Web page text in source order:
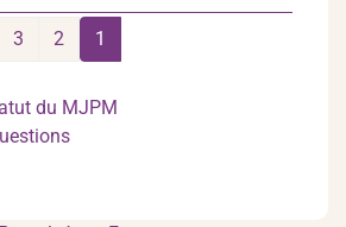
1
2
3
du MJPM